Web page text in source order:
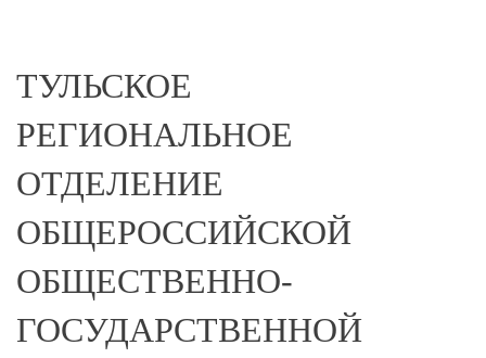
ТУЛЬСКОЕ
РЕГИОНАЛЬНОЕ
ОТДЕЛЕНИЕ
ОБЩЕРОССИЙСКОЙ
ОБЩЕСТВЕННО-
ГОСУДАРСТВЕННОЙ